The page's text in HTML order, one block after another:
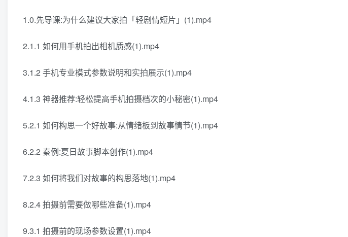
1.0.先导课:为什么建议大家拍「轻剧情短片」(1).mp4
2.1.1 如何用手机拍出相机质感(1).mp4
3.1.2 手机专业模式参数说明和实拍展示(1).mp4
4.1.3 神器推荐:轻松提高手机拍摄档次的小秘密(1).mp4
5.2.1 如何构思一个好故事:从情绪板到故事情节(1).mp4
6.2.2 秦例:夏日故事脚本创作(1).mp4
7.2.3 如何将我们对故事的构思落地(1).mp4
8.2.4 拍摄前需要做哪些准备(1).mp4
9.3.1 拍摄前的现场参数设置(1).mp4